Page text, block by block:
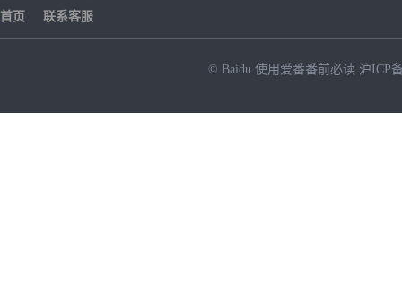
首页 联系客服
© Baidu 使用爱番番前必读 沪ICP